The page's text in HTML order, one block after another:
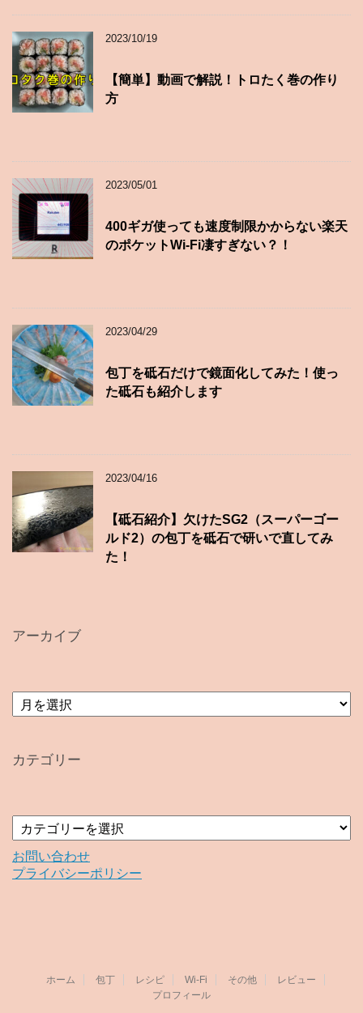
2023/10/19
【簡単】動画で解説！トロたく巻の作り
方
2023/05/01
400ギガ使っても速度制限かからない楽天
のポケットWi-Fi凄すぎない？！
2023/04/29
包丁を砥石だけで鏡面化してみた！使っ
た砥石も紹介します
2023/04/16
【砥石紹介】欠けたSG2（スーパーゴー
ルド2）の包丁を砥石で研いで直してみ
た！
アーカイブ
ア
ー
ブ
カテゴリー
テ
ゴ
リ
お問い合わせ
プライバシーポリシー
ホーム 包丁 レシピ Wi-Fi その他
レビュー
プロフィール